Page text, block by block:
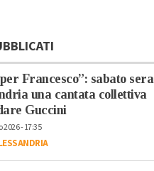
Francesco”: sabato sera
una cantata collettiva
Guccini
2026 - 17:35